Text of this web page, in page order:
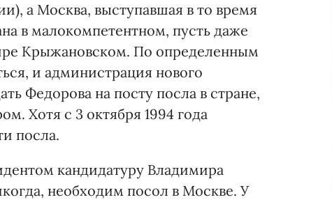
а Москва, выступавшая в то время
в малокомпетентном, пусть даже
Крыжановском. По определенным
и администрация нового
Федорова на посту посла в стране,
Хотя с 3 октября 1994 года
посла.
кандидатуру Владимира
необходим посол в Москве. У